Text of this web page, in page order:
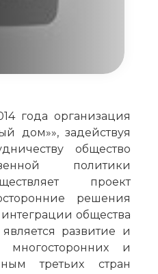
года организация
дом»», задействуя
общество
политики
проект
решения
общества
развитие и
многосторонних и
третьих стран